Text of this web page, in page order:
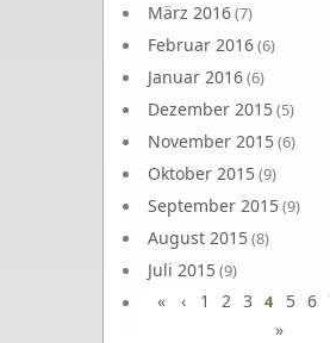
März 2016(7)
Februar 2016(6)
Januar 2016(6)
Dezember 2015(5)
November 2015(6)
Oktober 2015(9)
September 2015(9)
August 2015(8)
Juli 2015(9)
Juni 2015(9)
« ‹ 1 2 3 4 5 6
»